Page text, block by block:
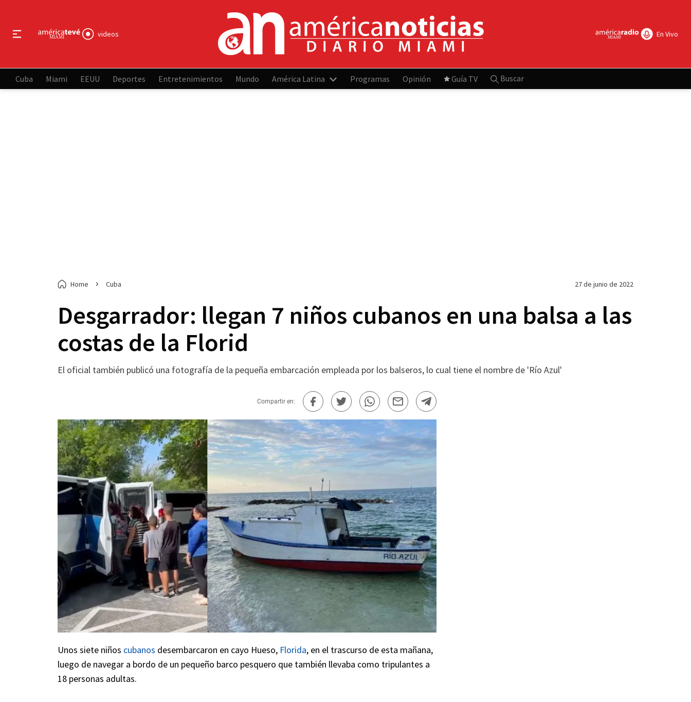
videos En Vivo
Cuba Miami EEUU Deportes Entretenimientos Mundo América Latina Programas Opinión Guía TV Buscar
Home Cuba 27 de junio de 2022
Desgarrador: llegan 7 niños cubanos en una balsa a las
costas de la Florid
El oficial también publicó una fotografía de la pequeña embarcación empleada por los balseros, lo cual tiene el nombre de 'Río Azul'
Compartir en:
Unos siete niños cubanos desembarcaron en cayo Hueso, Florida, en el trascurso de esta mañana,
luego de navegar a bordo de un pequeño barco pesquero que también llevaba como tripulantes a
18 personas adultas.